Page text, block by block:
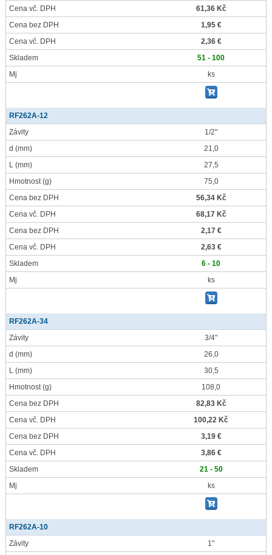
Cena vč. DPH
61,36 Kč
Cena bez DPH
1,95 €
Cena vč. DPH
2,36 €
Skladem
51 - 100
Mj
ks
RF262A-12
Závity
1/2"
d (mm)
21,0
L (mm)
27,5
Hmotnost(g)
75,0
Cena bez DPH
56,34 Kč
Cena vč. DPH
68,17 Kč
Cena bez DPH
2,17 €
Cena vč. DPH
2,63 €
Skladem
6 - 10
Mj
ks
RF262A-34
Závity
3/4"
d (mm)
26,0
L (mm)
30,5
Hmotnost(g)
108,0
Cena bez DPH
82,83 Kč
Cena vč. DPH
100,22 Kč
Cena bez DPH
3,19 €
Cena vč. DPH
3,86 €
Skladem
21 - 50
Mj
ks
RF262A-10
Závity
1"